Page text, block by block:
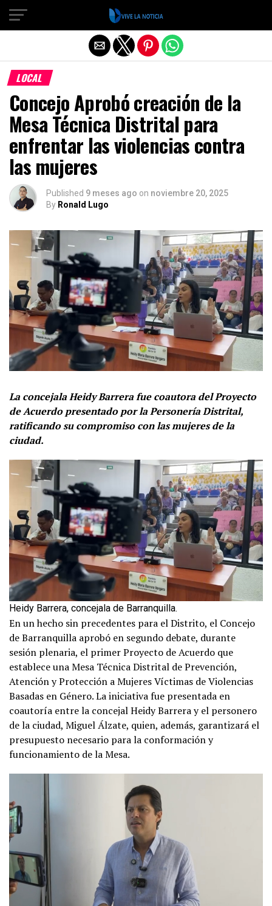
LOCAL
Concejo Aprobó creación de la
Mesa Técnica Distrital para
enfrentar las violencias contra
las mujeres
Published 9 meses ago on noviembre 20, 2025
By Ronald Lugo
La concejala Heidy Barrera fue coautora del Proyecto
de Acuerdo presentado por la Personería Distrital,
ratificando su compromiso con las mujeres de la
ciudad.
Heidy Barrera, concejala de Barranquilla.
En un hecho sin precedentes para el Distrito, el Concejo
de Barranquilla aprobó en segundo debate, durante
sesión plenaria, el primer Proyecto de Acuerdo que
establece una Mesa Técnica Distrital de Prevención,
Atención y Protección a Mujeres Víctimas de Violencias
Basadas en Género. La iniciativa fue presentada en
coautoría entre la concejal Heidy Barrera y el personero
de la ciudad, Miguel Álzate, quien, además, garantizará el
presupuesto necesario para la conformación y
funcionamiento de la Mesa.
Salir de la versión móvil